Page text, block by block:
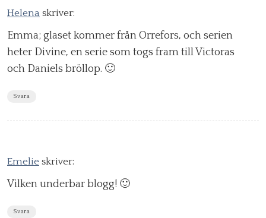
Helena skriver:
Emma; glaset kommer från Orrefors, och serien
heter Divine, en serie som togs fram till Victoras
och Daniels bröllop. 🙂
Svara
Emelie skriver:
Vilken underbar blogg! 🙂
Svara